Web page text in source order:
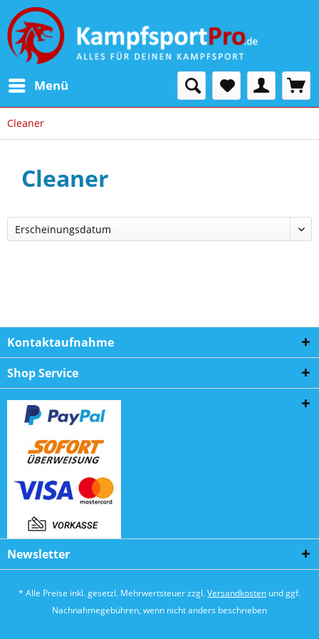
Menü
Cleaner
Cleaner
Kontaktaufnahme
Shop Service
Newsletter
* Alle Preise inkl. gesetzl. Mehrwertsteuer zzgl.Versandkosten und ggf.
Nachnahmegebühren, wenn nicht anders beschrieben